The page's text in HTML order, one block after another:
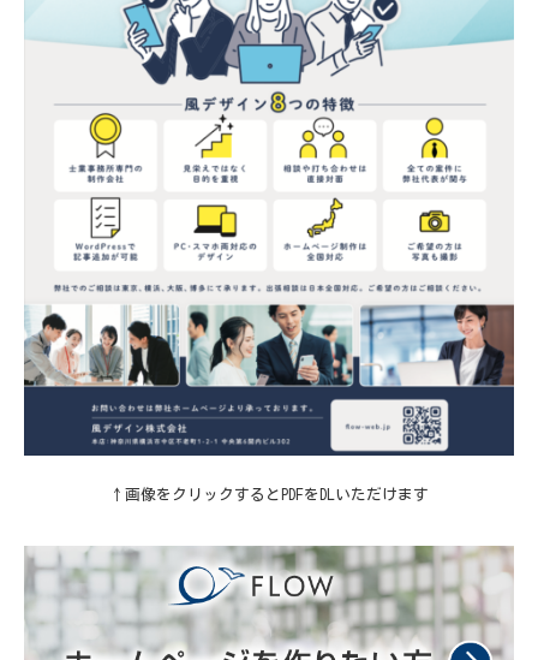
↑画像をクリックするとPDFをDLいただけます